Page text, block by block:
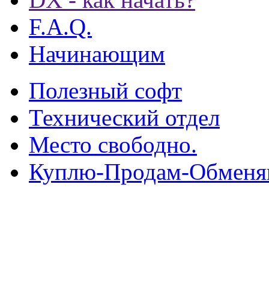
F.A.Q.
Начинающим
Полезный софт
Технический отдел
Место свободно.
Куплю-Продам-